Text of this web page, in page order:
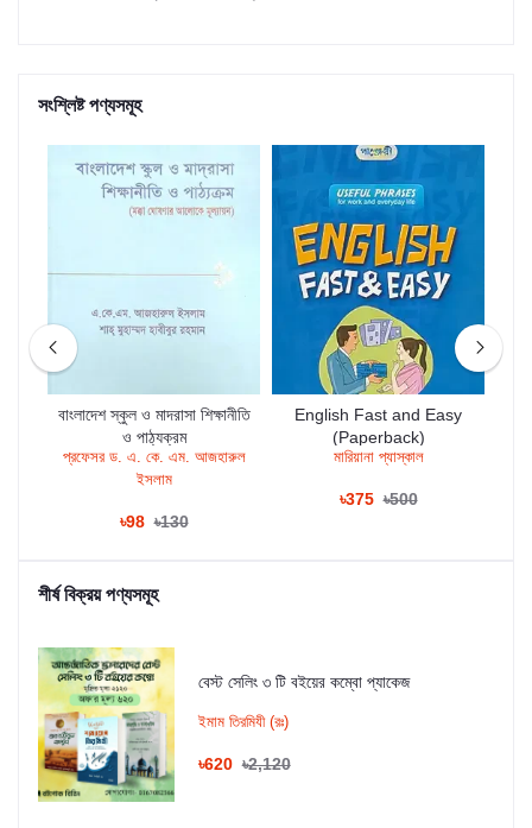
সংশ্লিষ্ট পণ্যসমূহ
বাংলাদেশ স্কুল ও মাদরাসা শিক্ষানীতি
ও পাঠ্যক্রম
প্রফেসর ড. এ. কে. এম. আজহারুল
ইসলাম
৳98 ৳130
English Fast and Easy
(Paperback)
মারিয়ানা প্যাস্কাল
৳375 ৳500
শীর্ষ বিক্রয় পণ্যসমূহ
বেস্ট সেলিং ৩ টি বইয়ের কম্বো প্যাকেজ
ইমাম তিরমিযী (রঃ)
৳620 ৳2,120